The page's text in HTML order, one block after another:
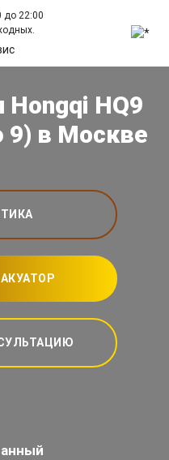
до 22:00
Hongqi HQ9
9) в Москве